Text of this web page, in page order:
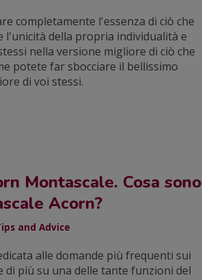
completamente l'essenza di ciò che
l'unicità della propria individualità e
nella versione migliore di ciò che
potete far sbocciare il bellissimo
di voi stessi.
Montascale. Cosa sono
Acorn?
and Advice
alle domande più frequenti sui
di più su una delle tante funzioni del